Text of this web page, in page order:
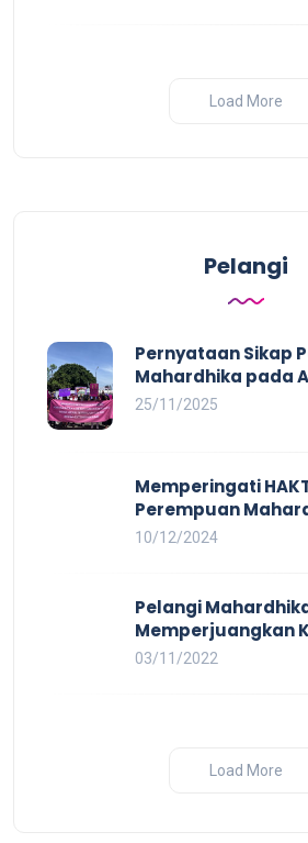
Load More
Pelangi
Pernyataan Sikap
Mahardhika pada
HAKTP 2025 Kerja
25/11/2025
Memperingati
Perempuan
Kerja Layak yang
10/12/2024
Pelangi
Memperjuangkan
untuk Pekerja LBTQ
03/11/2022
Load More